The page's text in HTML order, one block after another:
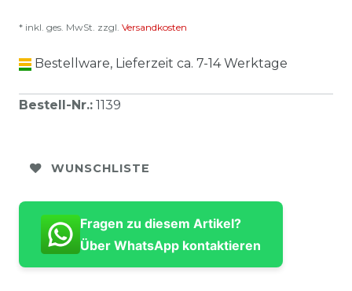
* inkl. ges. MwSt. zzgl. Versandkosten
Bestellware, Lieferzeit ca. 7-14 Werktage
Bestell-Nr.: 1139
WUNSCHLISTE
Fragen zu diesem Artikel?
Über WhatsApp kontaktieren